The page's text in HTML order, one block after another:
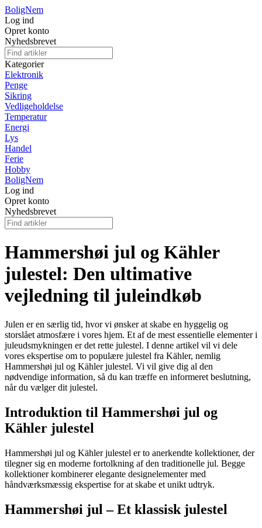
BoligNem
Log ind
Opret konto
Nyhedsbrevet
Kategorier
Elektronik
Penge
Sikring
Vedligeholdelse
Temperatur
Energi
Lys
Handel
Ferie
Hobby
BoligNem
Log ind
Opret konto
Nyhedsbrevet
Hammershøi jul og Kähler
julestel: Den ultimative
vejledning til juleindkøb
Julen er en særlig tid, hvor vi ønsker at skabe en hyggelig og
storslået atmosfære i vores hjem. Et af de mest essentielle elementer i
juleudsmykningen er det rette julestel. I denne artikel vil vi dele
vores ekspertise om to populære julestel fra Kähler, nemlig
Hammershøi jul og Kähler julestel. Vi vil give dig al den
nødvendige information, så du kan træffe en informeret beslutning,
når du vælger dit julestel.
Introduktion til Hammershøi jul og
Kähler julestel
Hammershøi jul og Kähler julestel er to anerkendte kollektioner, der
tilegner sig en moderne fortolkning af den traditionelle jul. Begge
kollektioner kombinerer elegante designelementer med
håndværksmæssig ekspertise for at skabe et unikt udtryk.
Hammershøi jul – Et klassisk julestel